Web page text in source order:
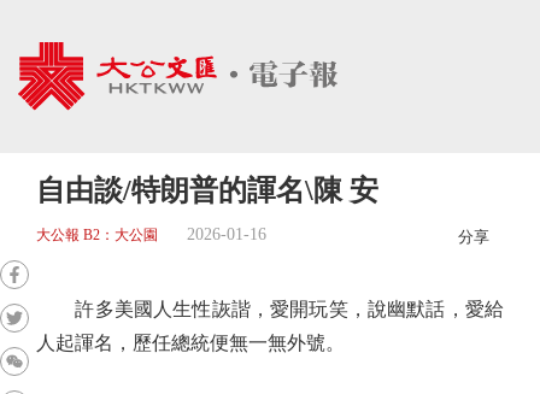
自由談/特朗普的諢名\陳 安
大公報 B2：大公園 2026-01-16 分享
許多美國人生性詼諧，愛開玩笑，說幽默話，愛給
人起諢名，歷任總統便無一無外號。